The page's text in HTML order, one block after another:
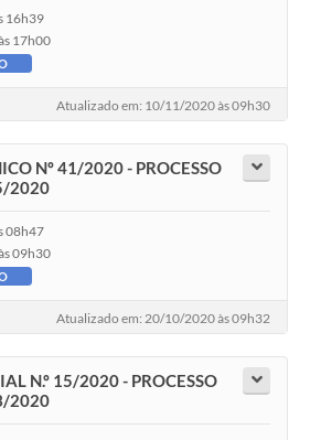
16h39
17h00
Atualizado em: 10/11/2020 às 09h30
Nº 41/2020 - PROCESSO
2020
08h47
09h30
Atualizado em: 20/10/2020 às 09h32
N.º 15/2020 - PROCESSO
2020